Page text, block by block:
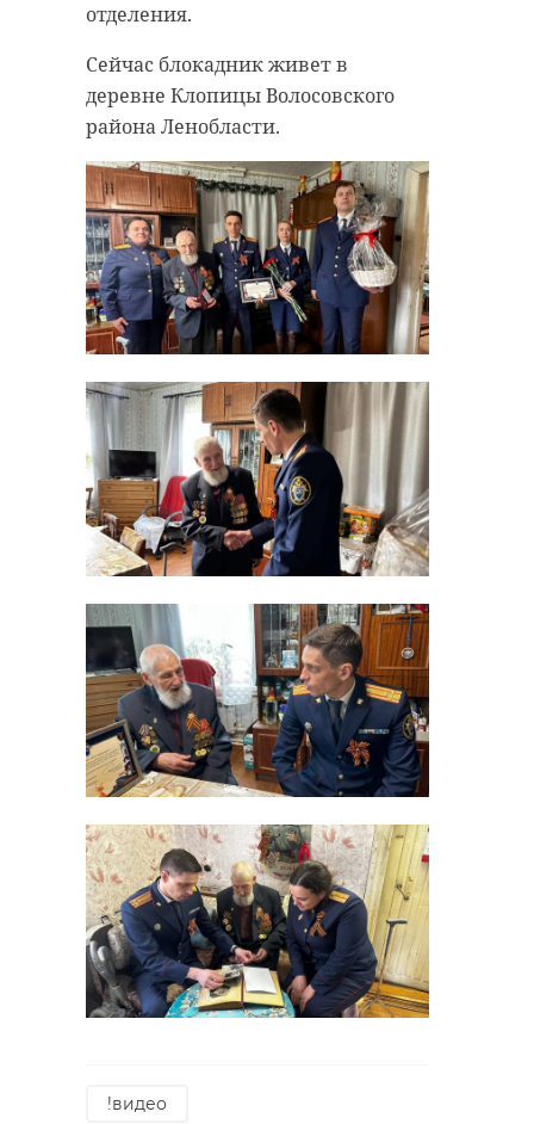
отделения.
Сейчас блокадник живет в
деревне Клопицы Волосовского
района Ленобласти.
!видео